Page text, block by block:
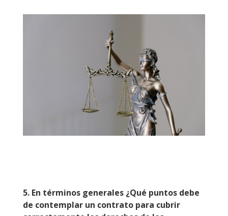
5. En términos generales ¿Qué puntos debe
de contemplar un contrato para cubrir